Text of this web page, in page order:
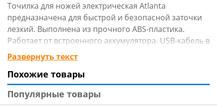
Точилка для ножей электрическая Atlanta
предназначена для быстрой и безопасной заточки
лезкий. Выполнена из прочного ABS-пластика.
Работает от встроенного аккумулятора. USB-кабель в
комплекте.
Развернуть текст
Похожие товары
Популярные товары